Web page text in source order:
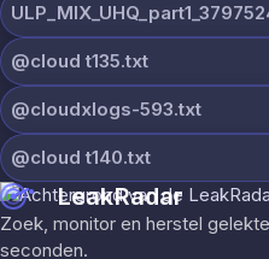
@cloud t135.txt
@cloudxlogs-593.txt
@cloud t140.txt
LeakRadar
Zoek, monitor en herstel
seconden.